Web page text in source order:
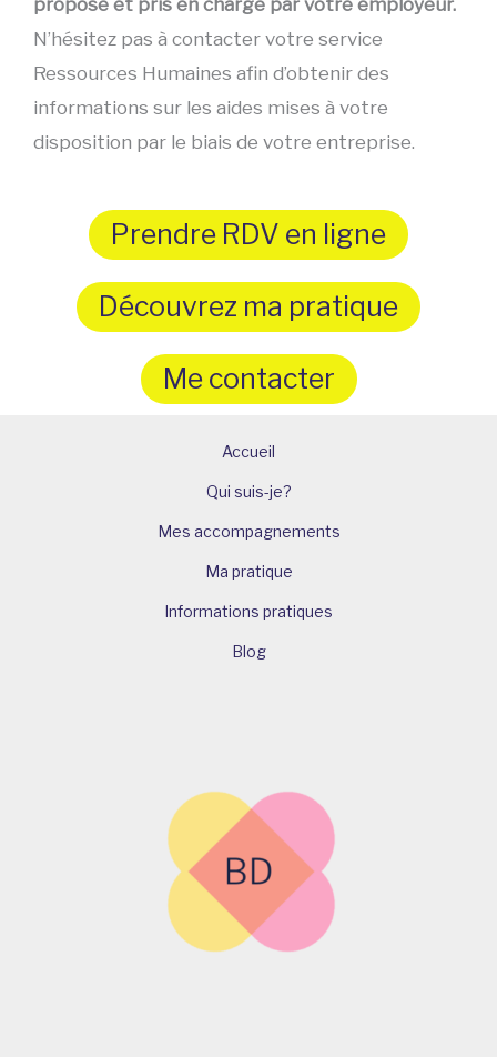
N’hésitez pas à contacter votre service
Ressources Humaines afin d’obtenir des
informations sur les aides mises à votre
disposition par le biais de votre entreprise.
Prendre RDV en ligne
Découvrez ma pratique
Me contacter
Accueil
Qui suis-je?
Mes accompagnements
Ma pratique
Informations pratiques
Blog